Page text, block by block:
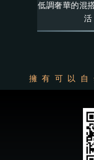
低調奢華的混
活